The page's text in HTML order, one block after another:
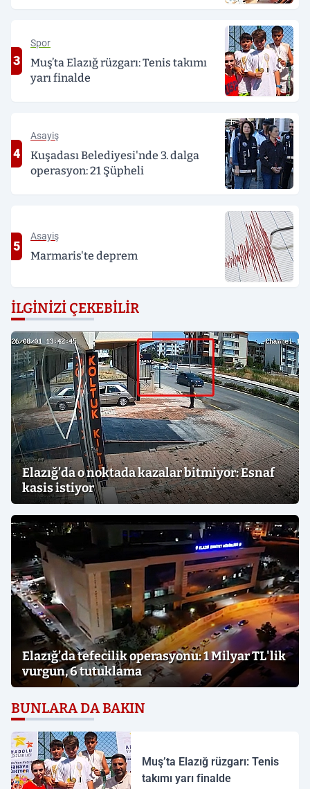
3
Spor
Muş’ta Elazığ rüzgarı: Tenis takımı
yarı finalde
4
Asayiş
Kuşadası Belediyesi'nde 3. dalga
operasyon: 21 Şüpheli
5
Asayiş
Marmaris'te deprem
İLGINIZI ÇEKEBILIR
Elazığ’da o noktada kazalar bitmiyor: Esnaf
kasis istiyor
Elazığ’da tefecilik operasyonu: 1 Milyar TL'lik
vurgun, 6 tutuklama
BUNLARA DA BAKIN
Muş’ta Elazığ rüzgarı: Tenis
takımı yarı finalde